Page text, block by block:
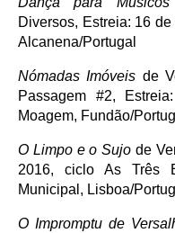
Diversos, Estreia: 16
Alcanena/Portugal
Nómadas Imóveis de
Passagem #2,
Moagem, Fundão/
O Limpo e o Sujo de
2016, ciclo As Três
Municipal, Lisboa/
O Impromptu de